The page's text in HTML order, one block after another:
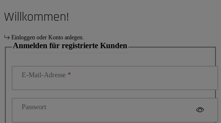
Willkommen!
Einloggen oder Konto anlegen.
Anmelden für registrierte Kunden
E-Mail-Adresse
Passwort